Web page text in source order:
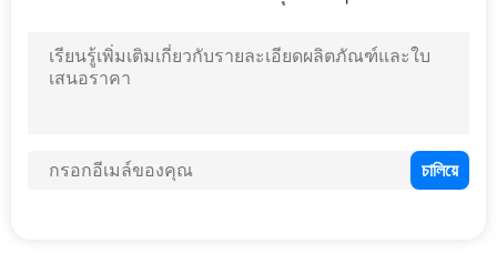
มารีนเกรด 6061 8 มม. หนาแผ่นอลูมิเนียมสำหรับเรือ
ที่กำหนดเอง 5154A AlMg3.5 แผ่นอลูมิเนียมเกรดมารีน
5083 5086 5456 5052 6061 5454 7039 แผ่นอลูมิเนียมเกรดมารีน